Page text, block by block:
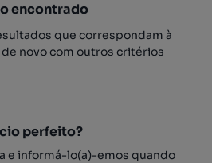
encontrado
que correspondam à
novo com outros critérios
perfeito?
e informá-lo(a)-emos quando